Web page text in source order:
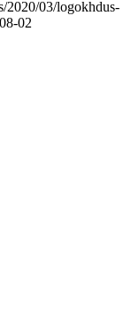
2020/03/logokhdus-
02